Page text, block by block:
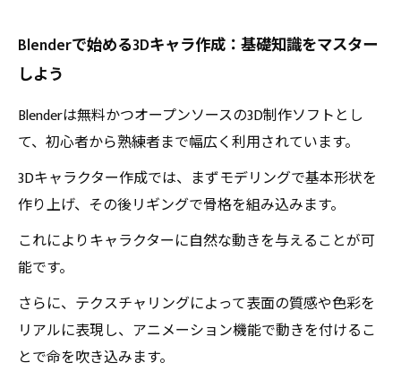
な3Dキャラクターに仕上げる
完成から応用へ：Blenderで作るエキスパート仕
様の3Dキャラクター制作ワークフロー
最新ツール活用術：Blenderで効率的にリアルな
業界標準との連携でスキルアップ！Blenderで目
Blenderで始める3Dキャラ作成：基礎知識をマスター
しよう
Blenderは無料かつオープンソースの3D制作ソフトとし
て、初心者から熟練者まで幅広く利用されています。
3Dキャラクター作成では、まずモデリングで基本形状を
作り上げ、その後リギングで骨格を組み込みます。
これによりキャラクターに自然な動きを与えることが可
能です。
さらに、テクスチャリングによって表面の質感や色彩を
リアルに表現し、アニメーション機能で動きを付けるこ
とで命を吹き込みます。